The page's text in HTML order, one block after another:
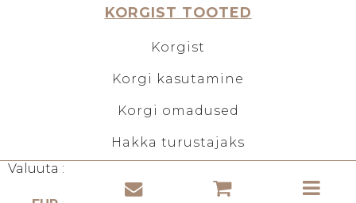
Valuuta :
KORGIST TOOTED
Korgist
Korgi kasutamine
Korgi omadused
Hakka turustajaks